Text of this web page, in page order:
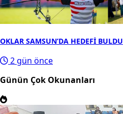
OKLAR SAMSUN’DA HEDEFİ BULDU
2 gün önce
Günün Çok Okunanları